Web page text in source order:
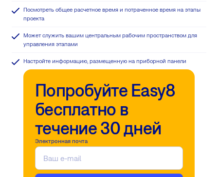
Посмотреть общее расчетное время и потраченное время на этапы
проекта
Может служить вашим центральным рабочим пространством для
управления этапами
Настройте информацию, размещенную на приборной панели
Попробуйте Easy8
бесплатно в
течение 30 дней
Электронная почта